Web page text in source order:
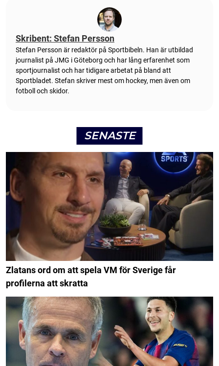
Skribent: Stefan Persson
Stefan Persson är redaktör på Sportbibeln. Han är utbildad
journalist på JMG i Göteborg och har lång erfarenhet som
sportjournalist och har tidigare arbetat på bland att
Sportbladet. Stefan skriver mest om hockey, men även om
fotboll och skidor.
SENASTE
Zlatans ord om att spela VM för Sverige får
profilerna att skratta